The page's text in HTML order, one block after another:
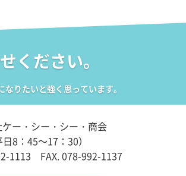
ください。
りたいと強く思っています。
ー・シー・シー・商会
日8：45～17：30）
1113
FAX. 078-992-1137